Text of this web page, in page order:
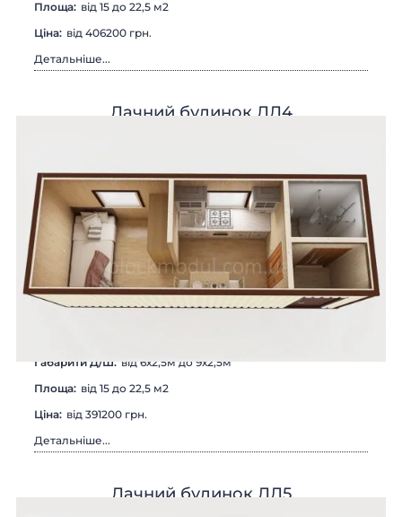
Площа: від 15 до 22,5 м2
Цiна: від 406200 грн.
Детальніше...
Дачний будинок ДД4
Габарити Д/Ш: від 6х2,5м до 9х2,5м
Площа: від 15 до 22,5 м2
Цiна: від 391200 грн.
Детальніше...
Дачний будинок ДД5